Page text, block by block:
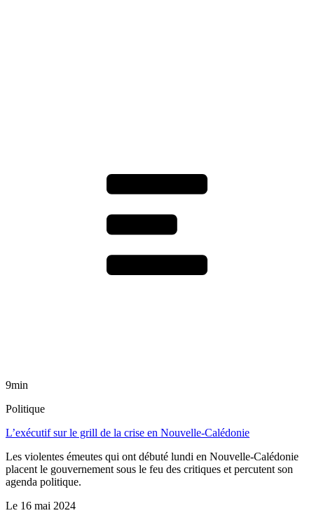
9min
Politique
L’exécutif sur le grill de la crise en Nouvelle-Calédonie
Les violentes émeutes qui ont débuté lundi en Nouvelle-Calédonie
placent le gouvernement sous le feu des critiques et percutent son
agenda politique.
Le 16 mai 2024